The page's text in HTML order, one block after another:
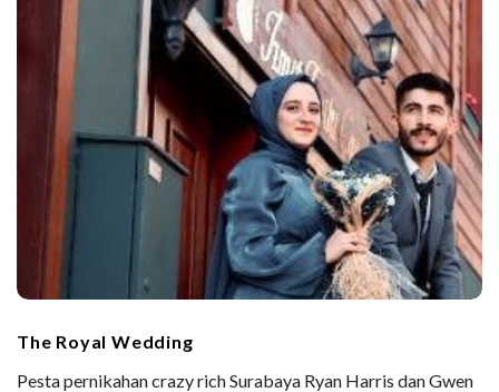
The Royal Wedding
Pesta pernikahan crazy rich Surabaya Ryan Harris dan Gwen